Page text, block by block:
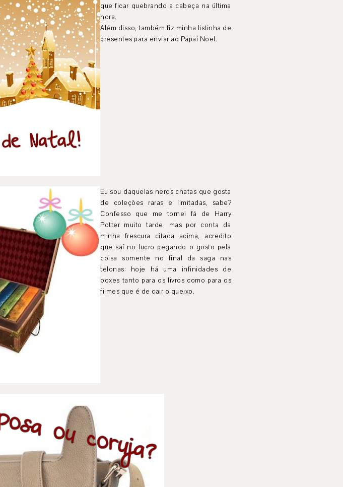
que ficar quebrando a cabeça na última
hora.
Além disso, também fiz minha listinha de
presentes para enviar ao Papai Noel.
Eu sou daquelas nerds chatas que gosta
de coleções raras e limitadas, sabe?
Confesso que me tornei fã de Harry
Potter muito tarde, mas por conta da
minha frescura citada acima, acredito
que saí no lucro pegando o gosto pela
coisa somente no final da saga nas
telonas: hoje há uma infinidades de
boxes tanto para os livros como para os
filmes que é de cair o queixo.